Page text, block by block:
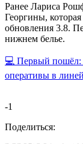
Ранее Лариса
Георгины,
обновления 3.8.
нижнем белье.
💻 Первый пошёл:
оперативы в
-1
Поделиться: